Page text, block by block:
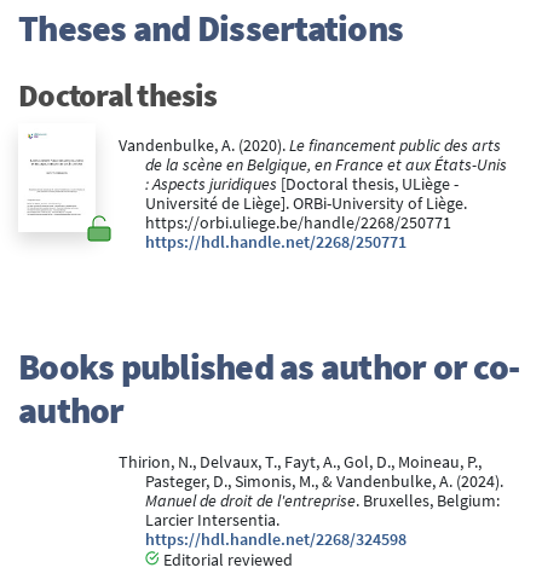
Theses and Dissertations
Doctoral thesis
Vandenbulke, A. (2020).Le financement public des arts
de la scène en Belgique, en France et aux États-Unis
: Aspects juridiques [Doctoral thesis, ULiège -
Université de Liège]. ORBi-University of Liège.
https://orbi.uliege.be/handle/2268/250771
https://hdl.handle.net/2268/250771
Books published as author or co-
author
Thirion, N., Delvaux, T., Fayt, A., Gol, D., Moineau, P.,
Pasteger, D., Simonis, M., & Vandenbulke, A. (2024).
Manuel de droit de l'entreprise. Bruxelles, Belgium:
Larcier Intersentia.
https://hdl.handle.net/2268/324598
Editorial reviewed